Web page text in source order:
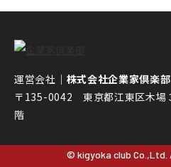
運営会社｜ 株式会社企業家倶楽部
〒135-0042 東京都江東区木場
階
© kigyoka club Co.,Ltd.